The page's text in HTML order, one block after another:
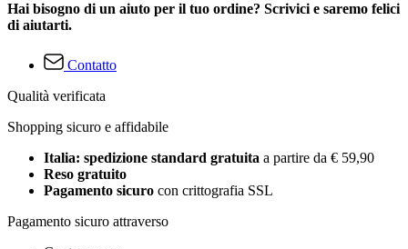
Hai bisogno di un aiuto per il tuo ordine? Scrivici e saremo felici
di aiutarti.
Contatto
Qualità verificata
Shopping sicuro e affidabile
Italia: spedizione standard gratuita a partire da € 59,90
Reso gratuito
Pagamento sicuro con crittografia SSL
Pagamento sicuro attraverso